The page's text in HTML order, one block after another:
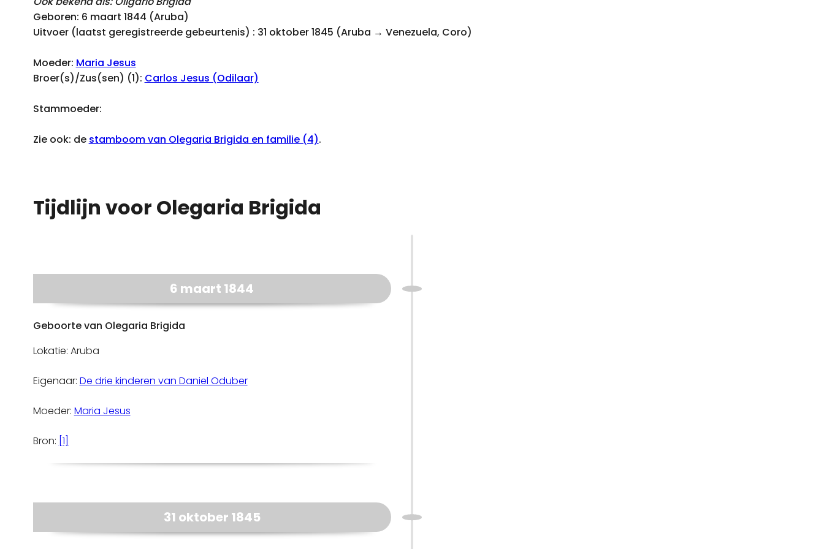
Geboren: 6 maart 1844 (Aruba)
Uitvoer (laatst geregistreerde gebeurtenis) : 31 oktober 1845 (Aruba → Venezuela, Coro)
Moeder: Maria Jesus
Broer(s)/Zus(sen) (1): Carlos Jesus (Odilaar)
Stammoeder:
Zie ook: de stamboom van Olegaria Brigida en familie (4).
Tijdlijn voor Olegaria Brigida
6 maart 1844
Geboorte van Olegaria Brigida
Lokatie: Aruba
Eigenaar: De drie kinderen van Daniel Oduber
Moeder: Maria Jesus
Bron: [1]
31 oktober 1845